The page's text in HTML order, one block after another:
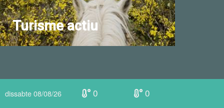
Turisme actiu
dissabte 08/08/26 0 0